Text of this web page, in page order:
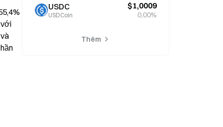
USDC
USDCoin
$1,0009
0,00%
Thêm